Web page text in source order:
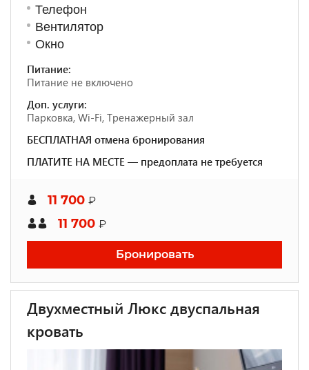
Телефон
Вентилятор
Окно
Питание:
Питание не включено
Доп. услуги:
Парковка, Wi-Fi, Тренажерный зал
БЕСПЛАТНАЯ отмена бронирования
ПЛАТИТЕ НА МЕСТЕ — предоплата не требуется
11 700 ₽
11 700 ₽
Бронировать
Двухместный Люкс двуспальная
кровать